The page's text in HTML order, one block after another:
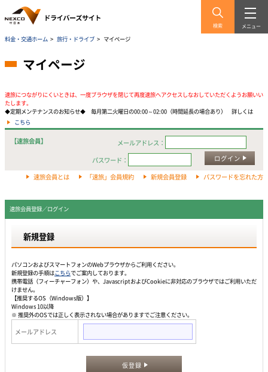
検索 メニュー
料金・交通ホーム > 旅行・ドライブ > マイページ
マイページ
速旅につながりにくいときは、一度ブラウザを閉じて再度速旅へアクセスしなおしていただくようお願いい
たします。
◆定期メンテナンスのお知らせ◆ 毎月第二火曜日の00:00～02:00（時間延長の場合あり） 詳しくは
こちら
【速旅会員】
メールアドレス：
パスワード：
ログイン
速旅会員とは 「速旅」会員規約 新規会員登録 パスワードを忘れた方
速旅会員登録／ログイン
新規登録
パソコンおよびスマートフォンのWebプラウザからご利用ください。
新規登録の手順はこちらでご案内しております。
携帯電話（フィーチャーフォン）や、JavascriptおよびCookieに非対応のブラウザではご利用いただ
けません。
【推奨するOS（Windows版）】
Windows 10以降
※ 推奨外のOSでは正しく表示されない場合がありますでご注意ください。
メールアドレス
仮登録